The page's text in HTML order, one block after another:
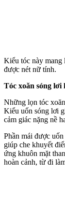
Kiểu tóc này mang
được nét nữ tính.
Tóc xoăn sóng lơi
Những lọn tóc
Kiểu uốn sóng lơi
cảm giác nặng nề
Phần mái được
giúp che khuyết
ứng khuôn mặt
hoàn cảnh, từ đi